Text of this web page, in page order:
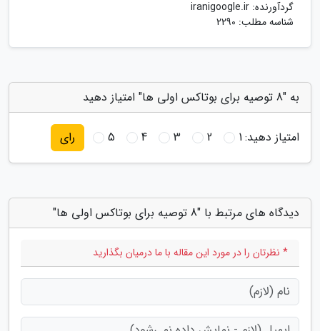
گردآورنده: iranigoogle.ir
شناسه مطلب: 2290
به "8 توصیه برای بوتاکس اولی ها" امتیاز دهید
امتیاز دهید:1
2
3
4
5 رای
دیدگاه های مرتبط با "8 توصیه برای بوتاکس اولی ها"
* نظرتان را در مورد این مقاله با ما درمیان بگذارید